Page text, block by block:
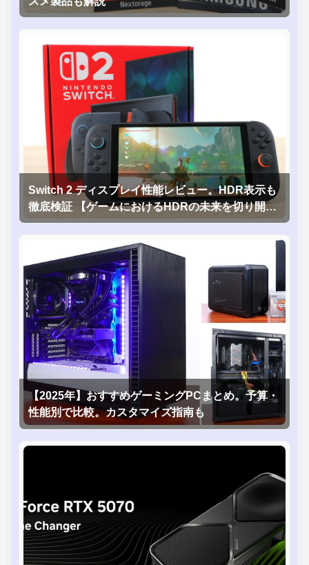
Switch 2 ディスプレイ性能レビュー。HDR表示も
徹底検証 【ゲームにおけるHDRの未来を切り開く
1台！】
【2025年】おすすめゲーミングPCまとめ。予算・
性能別で比較。カスタマイズ指南も